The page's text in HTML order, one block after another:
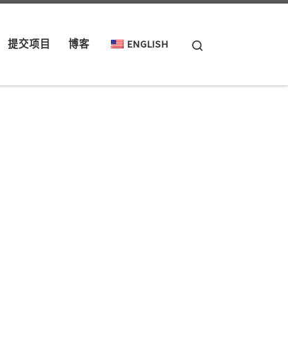
提交项目 博客 ENGLISH